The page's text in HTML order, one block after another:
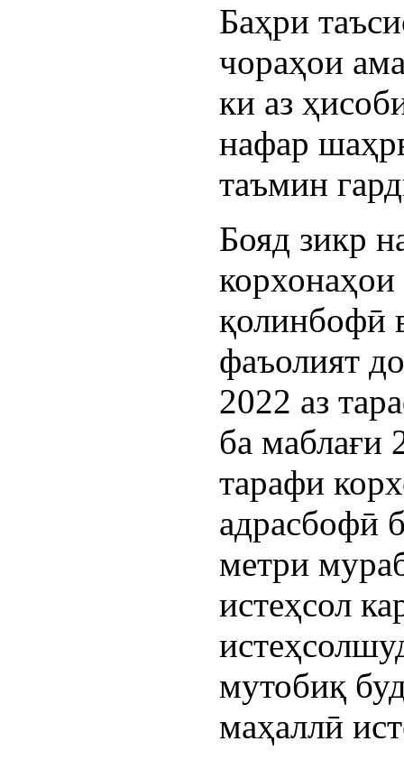
Баҳри
чораҳои
ки аз
нафар
таъмин
Бояд зикр
қолинбофӣ
фаъолият
2022 аз
ба маблағи
тарафи
адрасбофӣ
метри
истеҳсол
мутобиқ
маҳаллӣ